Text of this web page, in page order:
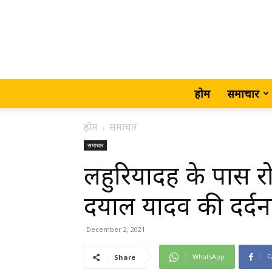
होम समाचार
होम समाचार
समाचार
लहुरियादह के पास
दयाल यादव की
December 2, 2021
Share WhatsApp